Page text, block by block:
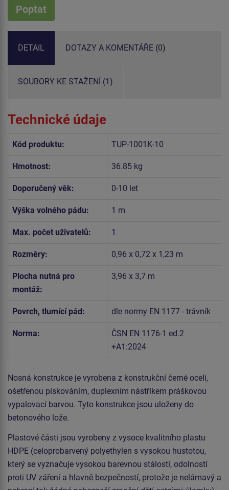
Poptat
DETAIL DOTAZY A KOMENTÁŘE (0)
SOUBORY KE STAŽENÍ (1)
Technické údaje
Kód produktu: TUP-1001K-10
Hmotnost: 36.85 kg
Doporučený věk: 0-10 let
Výška volného pádu: 1 m
Max. počet uživatelů: 1
Rozměry: 0,96 x 0,72 x 1,23 m
Plocha nutná pro
montáž:
3,96 x 3,7 m
Povrch, tlumící pád: dle normy EN 1177 - trávník
Norma:
ČSN EN 1176-1 ed.2
+A1:2024
Nosná konstrukce je vyrobena z konstrukční černé oceli,
ošetřenou pískováním, duplexním nástřikem práškovou
vypalovací barvou. Tyto konstrukce jsou uloženy do
betonového lože.
Plastové části jsou vyrobeny z vysoce kvalitního plastu
HDPE (celoprobarvený polyethylen s vysokou hustotou,
který se vyznačuje vysokou barevnou stálostí, odolností
proti UV záření a hlavně bezpečností, protože je nelámavý a